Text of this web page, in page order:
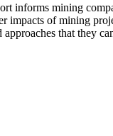
informs mining
impacts of mining
approaches that they